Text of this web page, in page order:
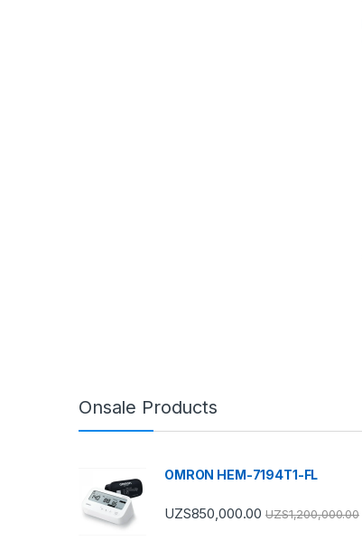
Onsale Products
OMRON HEM-7194T1-FL
UZS850,000.00 UZS1,200,000.00